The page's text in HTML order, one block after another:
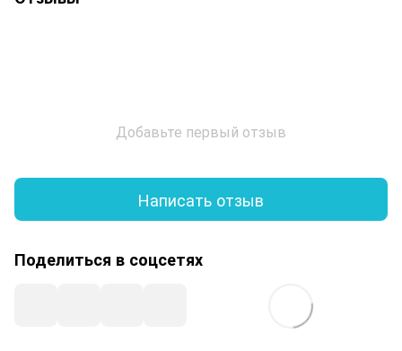
Добавьте первый отзыв
Написать отзыв
Поделиться в соцсетях